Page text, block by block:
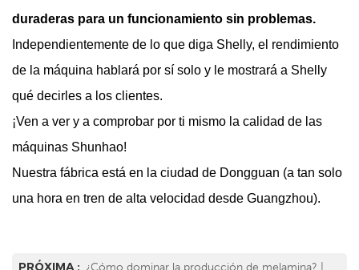
duraderas para un funcionamiento sin problemas.
Independientemente de lo que diga Shelly, el rendimiento
de la máquina hablará por sí solo y le mostrará a Shelly
qué decirles a los clientes.
¡Ven a ver y a comprobar por ti mismo la calidad de las
máquinas Shunhao!
Nuestra fábrica está en la ciudad de Dongguan (a tan solo
una hora en tren de alta velocidad desde Guangzhou).
PRÓXIMA : ¿Cómo dominar la producción de melamina? |